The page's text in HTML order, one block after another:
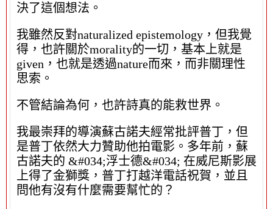
決了這個想法。
我雖然反對naturalized epistemology，但我覺
得，也許關於morality的一切，基本上就是
given，也就是透過nature而來，而非關理性
思索。
不管結論為何，也許詩真的能救世界。
我最崇拜的導演蘇古諾夫經常批評普丁，但
是普丁依然大力贊助他拍電影。多年前，蘇
古諾夫的 &#034;浮士德&#034; 在威尼斯影展
上得了金獅獎，普丁打越洋電話祝賀，並且
問他有沒有什麼需要幫忙的？